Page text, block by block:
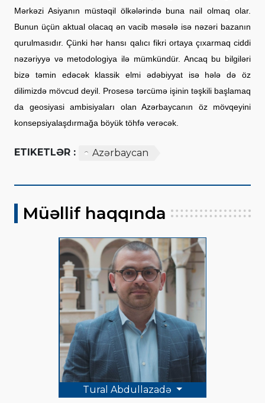
Mərkəzi Asiyanın müstəqil ölkələrində buna nail olmaq olar.
Bunun üçün aktual olacaq ən vacib məsələ isə nəzəri bazanın
qurulmasıdır. Çünki hər hansı qalıcı fikri ortaya çıxarmaq ciddi
nəzəriyyə və metodologiya ilə mümkündür. Ancaq bu bilgiləri
bizə təmin edəcək klassik elmi ədəbiyyat isə hələ də öz
dilimizdə mövcud deyil. Prosesə tərcümə işinin təşkili başlamaq
da geosiyasi ambisiyaları olan Azərbaycanın öz mövqeyini
konsepsiyalaşdırmağa böyük töhfə verəcək.
ETIKETLƏR : Azərbaycan
Müəllif haqqında
Tural Abdullazadə